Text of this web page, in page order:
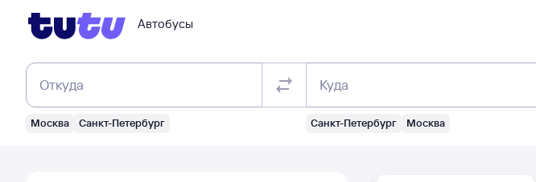
Автобусы
Откуда
Москва Санкт-Петербург
Куда
Санкт-Петербург Москва